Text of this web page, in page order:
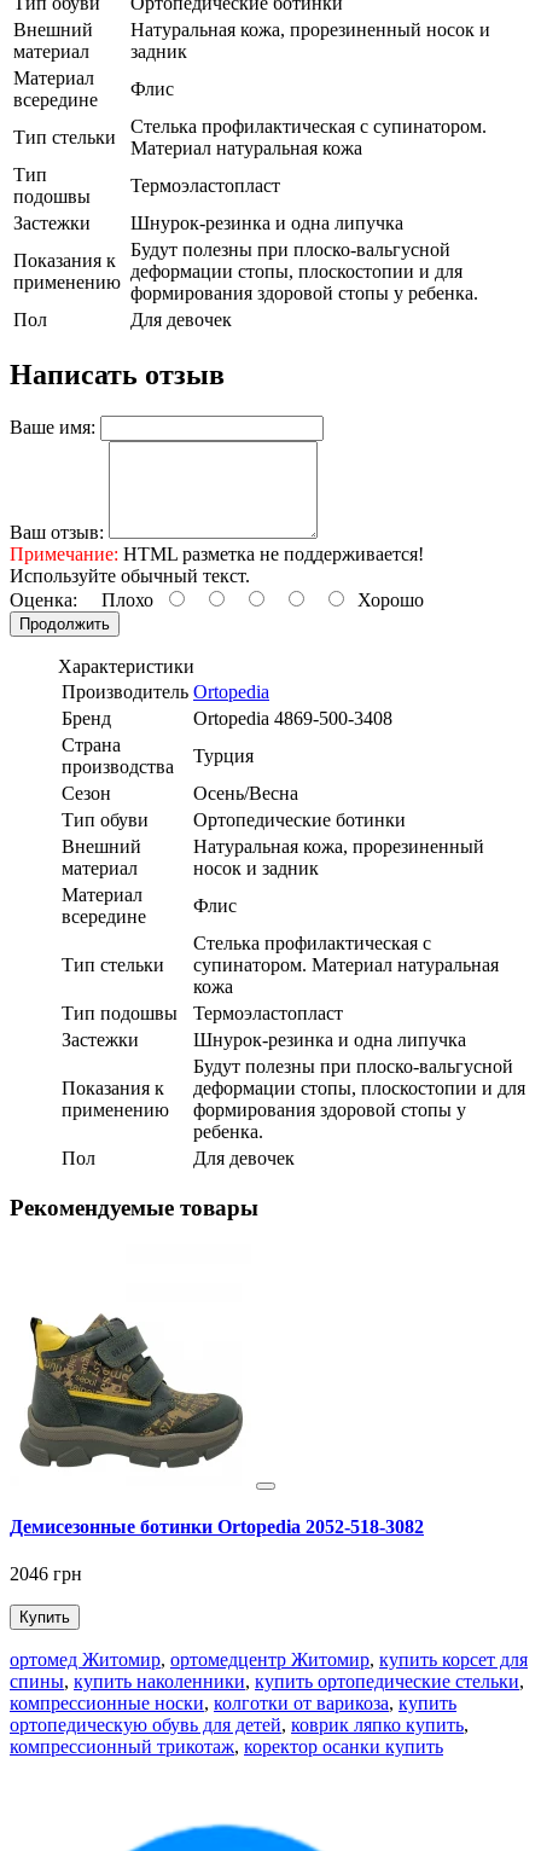
Внешний
материал
Натуральная кожа, прорезиненный носок и
задник
Материал
всередине
Флис
Тип стельки
Стелька профилактическая с супинатором.
Материал натуральная кожа
Тип
подошвы
Термоэластопласт
Застежки
Шнурок-резинка и одна липучка
Показания к
применению
Будут полезны при плоско-вальгусной
деформации стопы, плоскостопии и для
формирования здоровой стопы у ребенка.
Пол
Для девочек
Написать отзыв
Ваше имя:
Ваш отзыв:
Примечание: HTML разметка не поддерживается!
Используйте обычный текст.
Оценка: Плохо Хорошо
Продолжить
Характеристики
Производитель Ortopedia
Бренд
Ortopedia 4869-500-3408
Страна
производства
Турция
Сезон
Осень/Весна
Тип обуви
Ортопедические ботинки
Внешний
материал
Натуральная кожа, прорезиненный
носок и задник
Материал
всередине
Флис
Тип стельки
Стелька профилактическая с
супинатором. Материал натуральная
кожа
Тип подошвы
Термоэластопласт
Застежки
Шнурок-резинка и одна липучка
Показания к
применению
Будут полезны при плоско-вальгусной
деформации стопы, плоскостопии и для
формирования здоровой стопы у
ребенка.
Пол
Для девочек
Рекомендуемые товары
Демисезонные ботинки Ortopedia 2052-518-3082
2046 грн
Купить
ортомед Житомир, ортомедцентр Житомир, купить корсет для
спины, купить наколенники, купить ортопедические стельки,
компрессионные носки, колготки от варикоза, купить
ортопедическую обувь для детей, коврик ляпко купить,
компрессионный трикотаж, коректор осанки купить